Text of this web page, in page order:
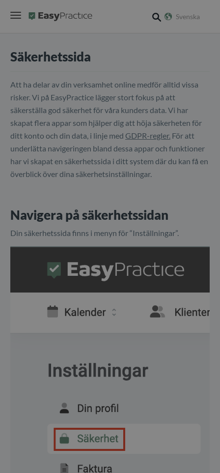
Svenska
Säkerhetssida
Att ha delar av din verksamhet online medför alltid vissa
risker. Vi på EasyPractice lägger stort fokus på att
säkerställa god säkerhet för våra kunders data. Vi har
skapat flera appar som hjälper dig att höja säkerheten för
ditt konto och din data, i linje med GDPR-regler. För att
underlätta navigeringen bland dessa appar och funktioner
har vi skapat en säkerhetssida i ditt system där du kan få en
överblick över dina säkerhetsinställningar.
Navigera på säkerhetssidan
Din säkerhetssida finns i menyn för “Inställningar”.